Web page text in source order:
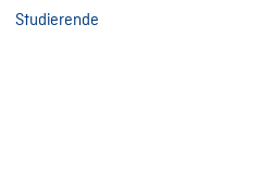
Studierende